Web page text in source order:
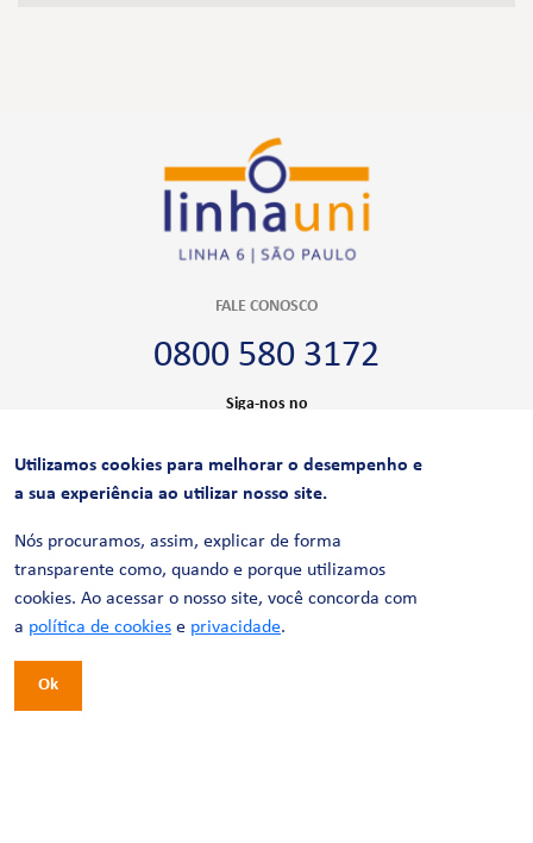
FALE CONOSCO
0800 580 3172
Siga-nos no
CERTIFICAÇÕES
Utilizamos cookies para melhorar o desempenho e
a sua experiência ao utilizar nosso site.
Nós procuramos, assim, explicar de forma
transparente como, quando e porque utilizamos
cookies. Ao acessar o nosso site, você concorda com
a política de cookies e privacidade.
Ok